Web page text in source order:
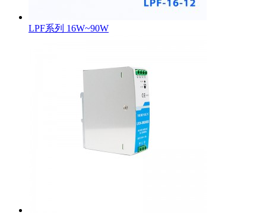
LPF系列 16W~90W